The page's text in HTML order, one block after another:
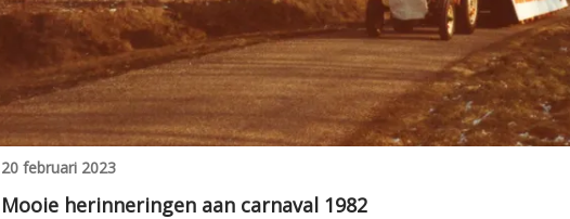
20 februari 2023
Mooie herinneringen aan carnaval 1982